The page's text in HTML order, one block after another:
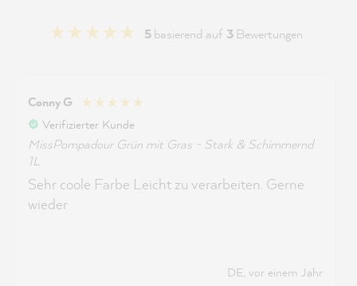
5basierend auf 3 Bewertungen
Conny G
Verifizierter Kunde
MissPompadour Grün mit Gras - Stark & Schimmernd
1L
Sehr coole Farbe Leicht zu verarbeiten. Gerne
wieder
DE, vor einem Jahr